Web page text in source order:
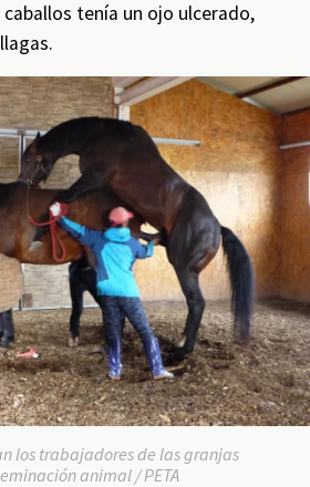
tenía un ojo ulcerado,
los trabajadores de las granjas
animal / PETA